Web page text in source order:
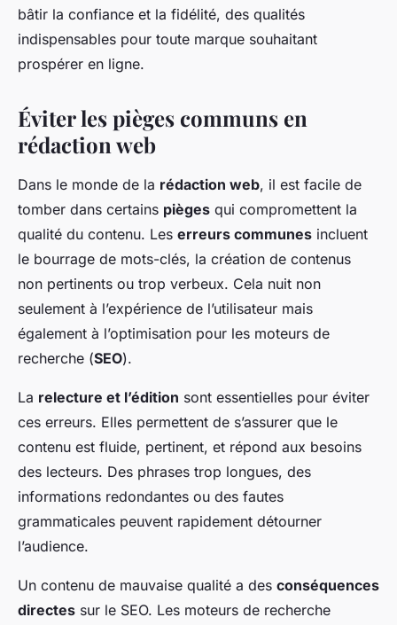
bâtir la confiance et la fidélité, des qualités
indispensables pour toute marque souhaitant
prospérer en ligne.
Éviter les pièges communs en
rédaction web
Dans le monde de la rédaction web, il est facile de
tomber dans certains pièges qui compromettent la
qualité du contenu. Les erreurs communes incluent
le bourrage de mots-clés, la création de contenus
non pertinents ou trop verbeux. Cela nuit non
seulement à l’expérience de l’utilisateur mais
également à l’optimisation pour les moteurs de
recherche (SEO).
La relecture et l’édition sont essentielles pour éviter
ces erreurs. Elles permettent de s’assurer que le
contenu est fluide, pertinent, et répond aux besoins
des lecteurs. Des phrases trop longues, des
informations redondantes ou des fautes
grammaticales peuvent rapidement détourner
l’audience.
Un contenu de mauvaise qualité a des conséquences
directes sur le SEO. Les moteurs de recherche